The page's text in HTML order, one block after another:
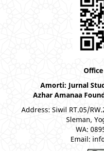
Amorti: Jurnal
Azhar Amanaa
Address: Siwil RT.05/
Sleman,
WA:
Email: